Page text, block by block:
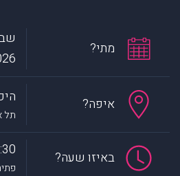
מתי?
איפה?
תל
באיזו שעה?